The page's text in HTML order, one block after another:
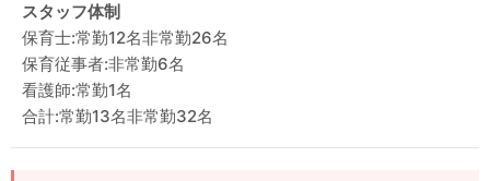
スタッフ体制
保育士:常勤12名非常勤26名
保育従事者:非常勤6名
看護師:常勤1名
合計:常勤13名非常勤32名